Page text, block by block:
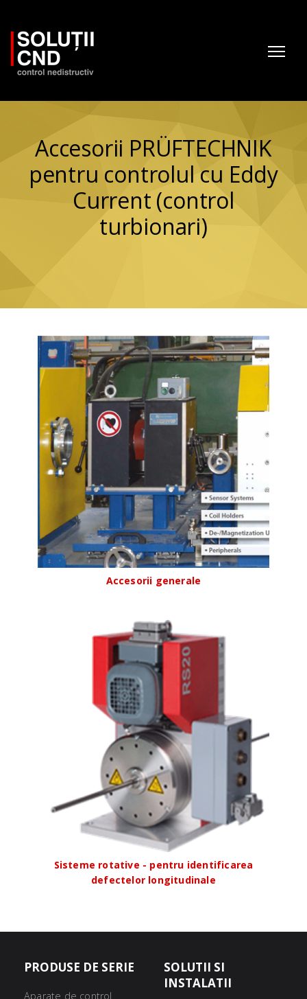
Accesorii PRÜFTECHNIK
pentru controlul cu Eddy
Current (control
turbionari)
Accesorii generale
Sisteme rotative - pentru identificarea
defectelor longitudinale
PRODUSE DE SERIE
Aparate de control
SOLUTII SI
INSTALATII